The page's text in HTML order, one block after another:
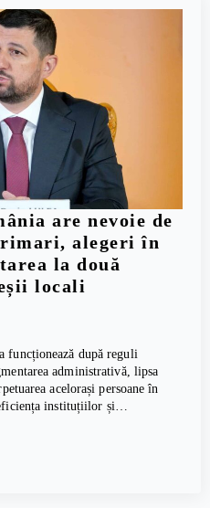
are nevoie de
alegeri în
la două
locali
funcționează după reguli
administrativă, lipsa
acelorași persoane în
instituțiilor și…